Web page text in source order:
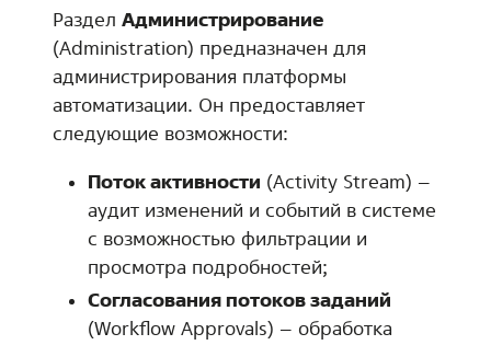
Раздел Администрирование
(Administration) предназначен для
администрирования платформы
автоматизации. Он предоставляет
следующие возможности:
Поток активности (Activity Stream) –
аудит изменений и событий в системе
с возможностью фильтрации и
просмотра подробностей;
Согласования потоков заданий
(Workflow Approvals) – обработка